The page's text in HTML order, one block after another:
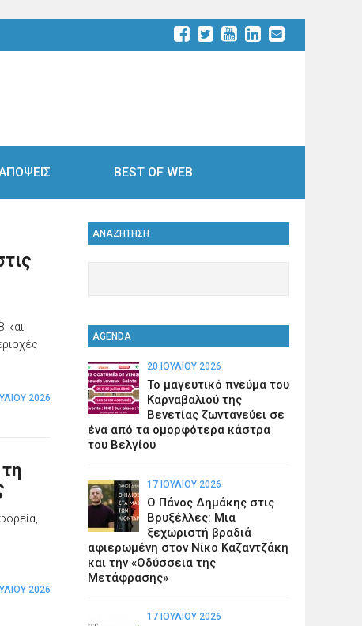
BEST OF WEB
και
2026
2026
ΑΝΑΖΗΤΗΣΗ
AGENDA
20 ΙΟΥΛΊΟΥ 2026
Το μαγευτικό πνεύμα του
Καρναβαλιού της
Βενετίας ζωντανεύει σε
ένα από τα ομορφότερα κάστρα
του Βελγίου
17 ΙΟΥΛΊΟΥ 2026
Ο Πάνος Δημάκης στις
Βρυξέλλες: Μια
ξεχωριστή βραδιά
αφιερωμένη στον Νίκο Καζαντζάκη
και την «Οδύσσεια της
Μετάφρασης»
17 ΙΟΥΛΊΟΥ 2026